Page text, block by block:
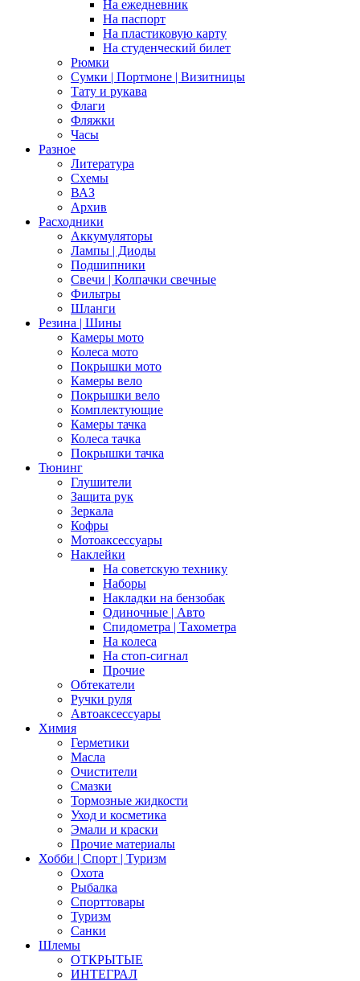
На ежедневник
На паспорт
На пластиковую карту
На студенческий билет
Рюмки
Сумки | Портмоне | Визитницы
Тату и рукава
Флаги
Фляжки
Часы
Разное
Литература
Схемы
ВАЗ
Архив
Расходники
Аккумуляторы
Лампы | Диоды
Подшипники
Свечи | Колпачки свечные
Фильтры
Шланги
Резина | Шины
Камеры мото
Колеса мото
Покрышки мото
Камеры вело
Покрышки вело
Комплектующие
Камеры тачка
Колеса тачка
Покрышки тачка
Тюнинг
Глушители
Защита рук
Зеркала
Кофры
Мотоаксессуары
Наклейки
На советскую технику
Наборы
Накладки на бензобак
Одиночные | Авто
Спидометра | Тахометра
На колеса
На стоп-сигнал
Прочие
Обтекатели
Ручки руля
Автоаксессуары
Химия
Герметики
Масла
Очистители
Смазки
Тормозные жидкости
Уход и косметика
Эмали и краски
Прочие материалы
Хобби | Cпорт | Туризм
Охота
Рыбалка
Спорттовары
Туризм
Санки
Шлемы
ОТКРЫТЫЕ
ИНТЕГРАЛ